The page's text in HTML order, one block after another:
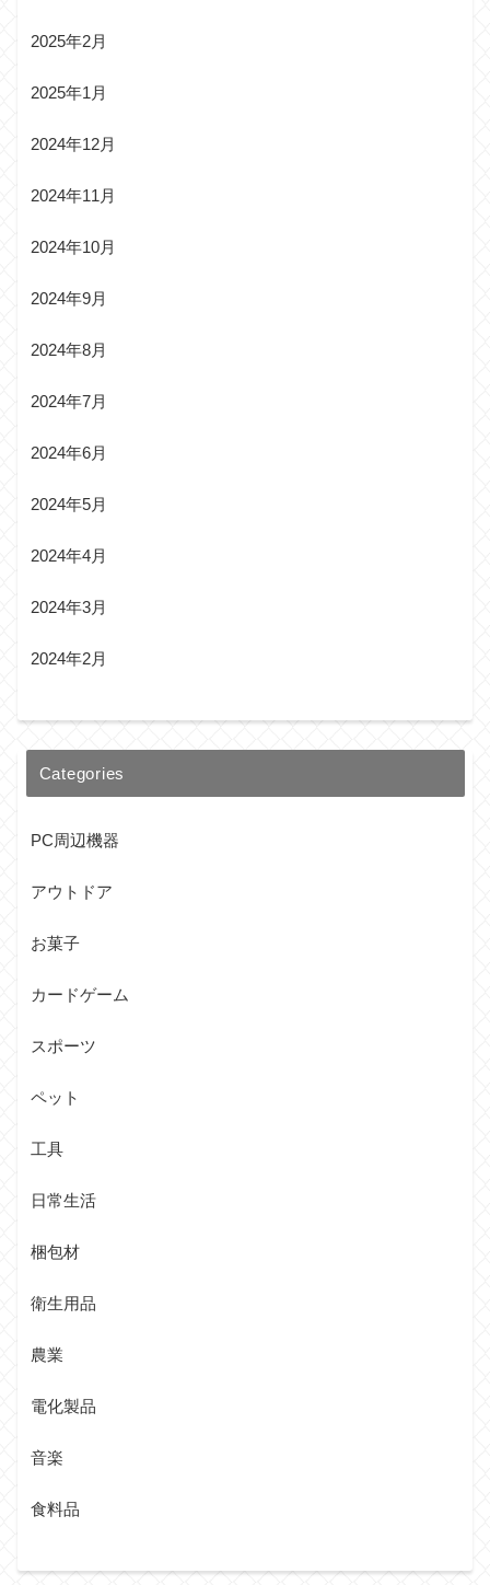
2025年2月
2025年1月
2024年12月
2024年11月
2024年10月
2024年9月
2024年8月
2024年7月
2024年6月
2024年5月
2024年4月
2024年3月
2024年2月
Categories
PC周辺機器
アウトドア
お菓子
カードゲーム
スポーツ
ペット
工具
日常生活
梱包材
衛生用品
農業
電化製品
音楽
食料品